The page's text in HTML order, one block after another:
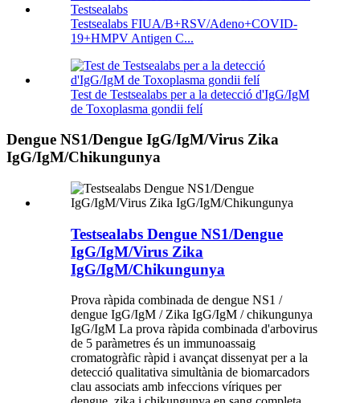
Testsealabs FIUA/B+RSV/Adeno+COVID-
19+HMPV Antigen C...
Test de Testsealabs per a la detecció d'IgG/IgM
de Toxoplasma gondii felí
Dengue NS1/Dengue IgG/IgM/Virus Zika
IgG/IgM/Chikungunya
Testsealabs Dengue NS1/Dengue
IgG/IgM/Virus Zika
IgG/IgM/Chikungunya
Prova ràpida combinada de dengue NS1 /
dengue IgG/IgM / Zika IgG/IgM / chikungunya
IgG/IgM La prova ràpida combinada d'arbovirus
de 5 paràmetres és un immunoassaig
cromatogràfic ràpid i avançat dissenyat per a la
detecció qualitativa simultània de biomarcadors
clau associats amb infeccions víriques per